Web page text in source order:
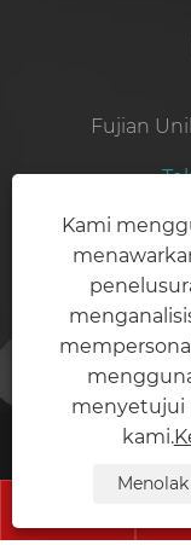
Fujian
Surel:
Alamat:No.19,
Jinjiang,
Hak Cipta
Technology Co.,
Kami
menyetujui
kami.
Menolak